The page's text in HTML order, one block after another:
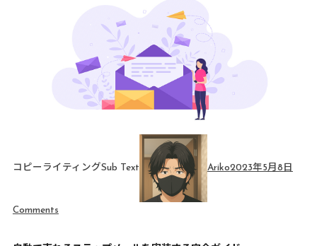
コピーライティングSub Text Ariko2023年5月8日
Comments